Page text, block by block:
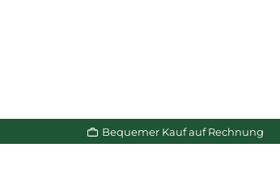
Bequemer Kauf auf Rechnung